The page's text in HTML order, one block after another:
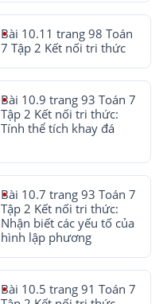
Bài 10.11 trang 98 Toán
7 Tập 2 Kết nối tri thức
Bài 10.9 trang 93 Toán 7
Tập 2 Kết nối tri thức:
Tính thể tích khay đá
Bài 10.7 trang 93 Toán 7
Tập 2 Kết nối tri thức:
Nhận biết các yếu tố của
hình lập phương
Bài 10.5 trang 91 Toán 7